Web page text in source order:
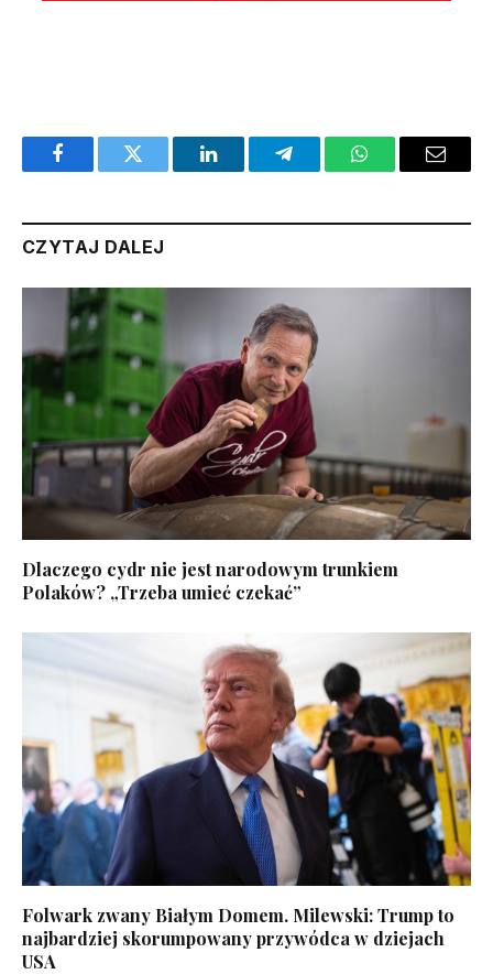
FacebookTwitter LinkedInTelegramWhatsAppEmail
CZYTAJ DALEJ
Dlaczego cydr nie jest narodowym trunkiem
Polaków? „Trzeba umieć czekać”
Folwark zwany Białym Domem. Milewski: Trump to
najbardziej skorumpowany przywódca w dziejach
USA